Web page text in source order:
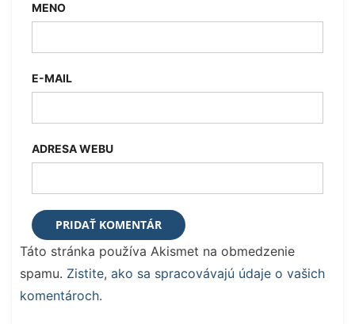
MENO
E-MAIL
ADRESA WEBU
Táto stránka používa Akismet na obmedzenie
spamu. Zistite, ako sa spracovávajú údaje o vašich
komentároch.